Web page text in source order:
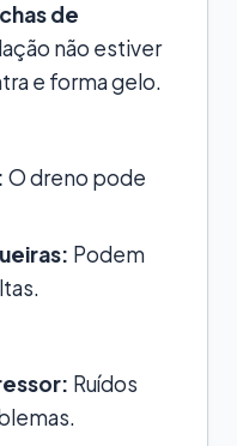
de
não estiver
e forma gelo.
O dreno pode
Podem
Ruídos